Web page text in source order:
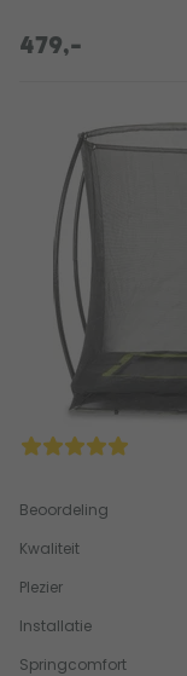
479,-
Beoordeling
Kwaliteit
Plezier
Installatie
Springcomfort